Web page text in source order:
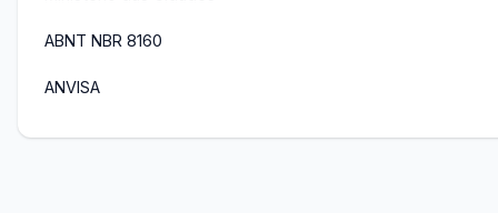
ABNT NBR 8160
ANVISA